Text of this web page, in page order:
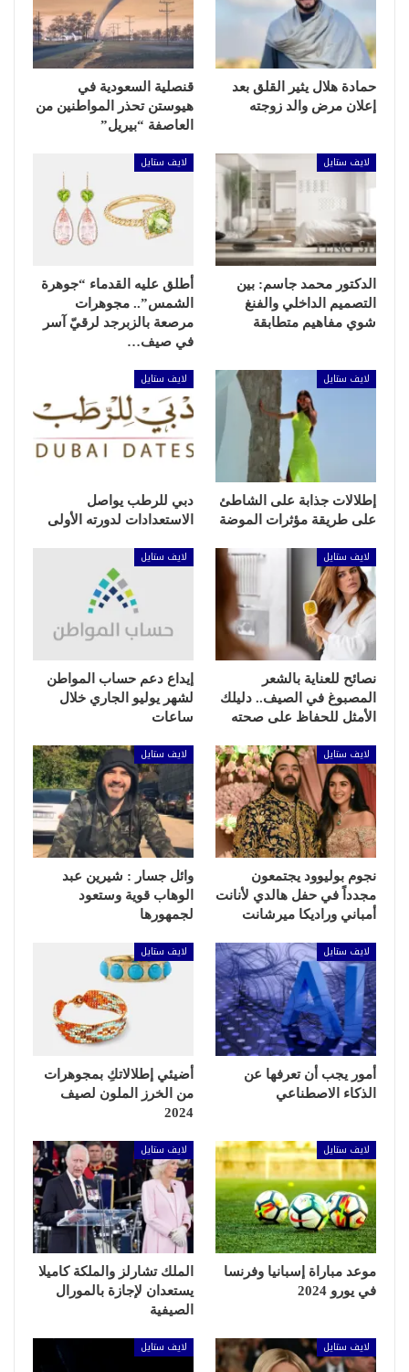
حمادة هلال يثير القلق بعد
إعلان مرض والد زوجته
قنصلية السعودية في
هيوستن تحذر المواطنين من
العاصفة “بيريل”
لايف ستايل
الدكتور محمد جاسم: بين
التصميم الداخلي والفنغ
شوي مفاهيم متطابقة
لايف ستايل
أطلق عليه القدماء “جوهرة
الشمس”.. مجوهرات
مرصعة بالزبرجد لرقيّ آسر
في صيف…
لايف ستايل
إطلالات جذابة على الشاطئ
على طريقة مؤثرات الموضة
لايف ستايل
دبي للرطب يواصل
الاستعدادات لدورته الأولى
لايف ستايل
نصائح للعناية بالشعر
المصبوغ في الصيف.. دليلك
الأمثل للحفاظ على صحته
لايف ستايل
إيداع دعم حساب المواطن
لشهر يوليو الجاري خلال
ساعات
لايف ستايل
نجوم بوليوود يجتمعون
مجدداً في حفل هالدي لأنانت
أمباني وراديكا ميرشانت
لايف ستايل
وائل جسار : شيرين عبد
الوهاب قوية وستعود
لجمهورها
لايف ستايل
أمور يجب أن تعرفها عن
الذكاء الاصطناعي
لايف ستايل
أضيئي إطلالاتكِ بمجوهرات
من الخرز الملون لصيف
2024
لايف ستايل
موعد مباراة إسبانيا وفرنسا
في يورو 2024
لايف ستايل
الملك تشارلز والملكة كاميلا
يستعدان لإجازة بالمورال
الصيفية
لايف ستايل لايف ستايل